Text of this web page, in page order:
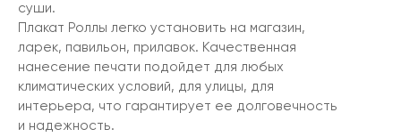
суши.
Плакат Роллы легко установить на магазин,
ларек, павильон, прилавок. Качественная
нанесение печати подойдет для любых
климатических условий, для улицы, для
интерьера, что гарантирует ее долговечность
и надежность.